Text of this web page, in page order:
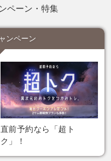
月～2026年8月のプラ
、プレー人数×200ポ
します。
の進呈
リーする
月～2026年9月のプラ
（※）
、プレー人数×200ポ
ます。
た方が対象となりま
リーする
月～2026年10月のプラ
、プレー人数×200ポ
た方が対象となりま
リーする
月～2026年11月のプラ
（※）
た方が対象となりま
リーする
月～2026年12月のプラ
（※）
ペーン・特集
ンペーン
直前予約なら「超ト
ク」！